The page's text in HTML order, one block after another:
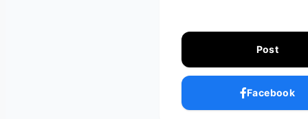
Post
Facebook